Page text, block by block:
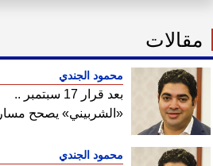
مقالات
محمود الجندي
بعد قرار 17 سبتمبر ..
«الشربيني» يصحح مسار
محمود الجندي